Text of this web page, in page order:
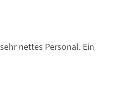
nettes Personal. Ein